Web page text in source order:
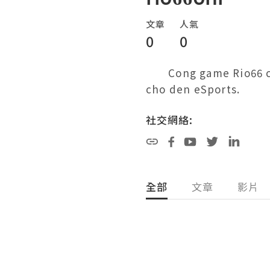
文章
0
人氣
0
cho den eSports.
社交網絡:
全部 文章 影片